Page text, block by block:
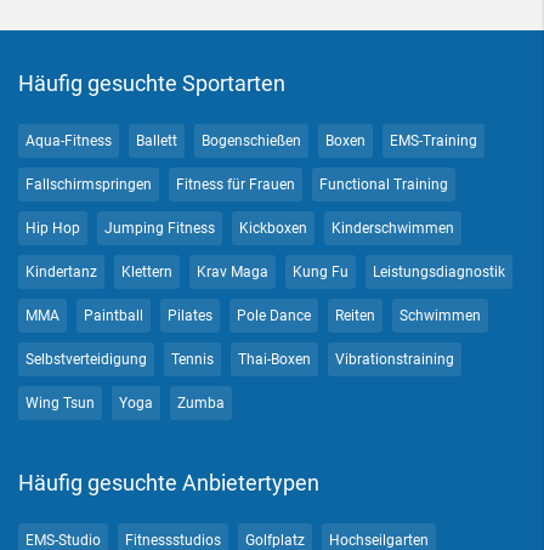
Häufig gesuchte Sportarten
Aqua-Fitness Ballett Bogenschießen Boxen EMS-Training
Fallschirmspringen Fitness für Frauen Functional Training
Hip Hop Jumping Fitness Kickboxen Kinderschwimmen
Kindertanz Klettern Krav Maga Kung Fu Leistungsdiagnostik
MMA Paintball Pilates Pole Dance Reiten Schwimmen
Selbstverteidigung Tennis Thai-Boxen Vibrationstraining
Wing Tsun Yoga Zumba
Häufig gesuchte Anbietertypen
EMS-Studio Fitnessstudios Golfplatz Hochseilgarten